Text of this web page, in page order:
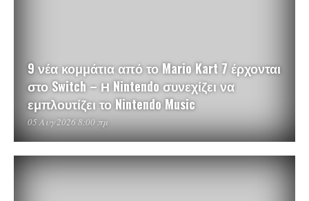
9 νέα κομμάτια από το Mario Kart 7 έρχονται
στο Switch – Η Nintendo συνεχίζει να
εμπλουτίζει το Nintendo Music
05 Αυγ 2026 8:00 πμ